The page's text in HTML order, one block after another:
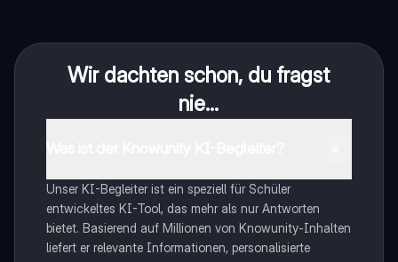
Wir dachten schon, du fragst
nie...
Unser KI-Begleiter ist ein speziell für Schüler
entwickeltes KI-Tool, das mehr als nur Antworten
bietet. Basierend auf Millionen von Knowunity-Inhalten
liefert er relevante Informationen, personalisierte